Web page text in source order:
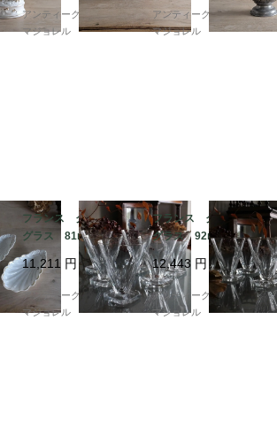
アンティークギャラリー
マジョレル
アンティークギャラリー
マジョレル
フランス クリスタル
グラス 81mm 7435
11,211 円
アンティークギャラリー
マジョレル
フランス クリスタル
グラス 92mm 7436
12,443 円
アンティークギャラリー
マジョレル